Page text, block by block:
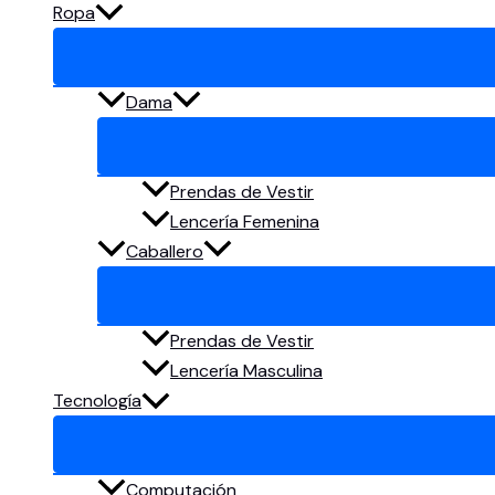
Ropa
Dama
Prendas de Vestir
Lencería Femenina
Caballero
Prendas de Vestir
Lencería Masculina
Tecnología
Computación